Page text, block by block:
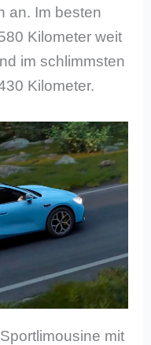
an. Im besten
Kilometer weit
im schlimmsten
Kilometer.
mit